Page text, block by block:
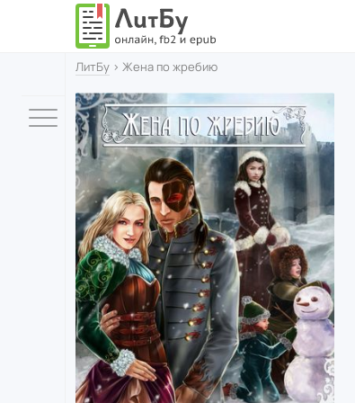
ЛитБу › Жена по жребию